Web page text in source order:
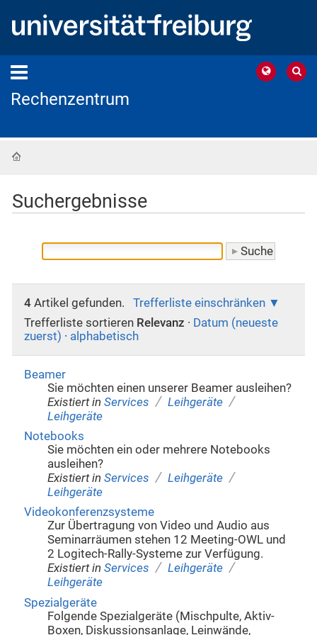
Rechenzentrum
Suchergebnisse
4Artikel gefunden.
Trefferliste einschränken
Trefferliste sortieren Relevanz · Datum (neueste
zuerst) · alphabetisch
Beamer
Sie möchten einen unserer Beamer ausleihen?
Existiert in Services / Leihgeräte /
Leihgeräte
Notebooks
Sie möchten ein oder mehrere Notebooks
ausleihen?
Existiert in Services / Leihgeräte /
Leihgeräte
Videokonferenzsysteme
Zur Übertragung von Video und Audio aus
Seminarräumen stehen 12 Meeting-OWL und
2 Logitech-Rally-Systeme zur Verfügung.
Existiert in Services / Leihgeräte /
Leihgeräte
Spezialgeräte
Folgende Spezialgeräte (Mischpulte, Aktiv-
Boxen, Diskussionsanlage, Leinwände,